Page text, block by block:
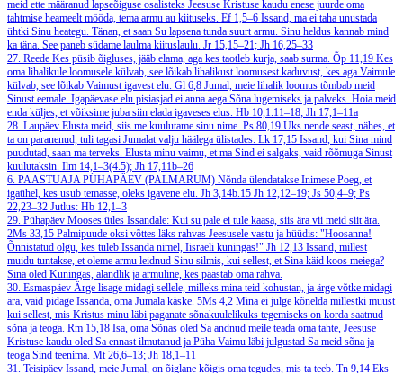
meid ette määranud lapseõiguse osalisteks Jeesuse Kristuse kaudu enese juurde oma
tahtmise heameelt mööda, tema armu au kiituseks. Ef 1,5–6 Issand, ma ei taha unustada
ühtki Sinu heategu. Tänan, et saan Su lapsena tunda suurt armu. Sinu heldus kannab mind
ka täna. See paneb südame laulma kiituslaulu. Jr 15,15–21; Jh 16,25–33
27. Reede Kes püsib õigluses, jääb elama, aga kes taotleb kurja, saab surma. Õp 11,19 Kes
oma lihalikule loomusele külvab, see lõikab lihalikust loomusest kaduvust, kes aga Vaimule
külvab, see lõikab Vaimust igavest elu. Gl 6,8 Jumal, meie lihalik loomus tõmbab meid
Sinust eemale. Igapäevase elu pisiasjad ei anna aega Sõna lugemiseks ja palveks. Hoia meid
enda küljes, et võiksime juba siin elada igaveses elus. Hb 10,1.11–18; Jh 17,1–11a
28. Laupäev Elusta meid, siis me kuulutame sinu nime. Ps 80,19 Üks nende seast, nähes, et
ta on paranenud, tuli tagasi Jumalat valju häälega ülistades. Lk 17,15 Issand, kui Sina mind
puudutad, saan ma terveks. Elusta minu vaimu, et ma Sind ei salgaks, vaid rõõmuga Sinust
kuulutaksin. Ilm 14,1–3(4.5); Jh 17,11b–26
6. PAASTUAJA PÜHAPÄEV (PALMARUM) Nõnda ülendatakse Inimese Poeg, et
igaühel, kes usub temasse, oleks igavene elu. Jh 3,14b.15 Jh 12,12–19; Js 50,4–9; Ps
22,23–32 Jutlus: Hb 12,1–3
29. Pühapäev Mooses ütles Issandale: Kui su pale ei tule kaasa, siis ära vii meid siit ära.
2Ms 33,15 Palmipuude oksi võttes läks rahvas Jeesusele vastu ja hüüdis: "Hoosanna!
Õnnistatud olgu, kes tuleb Issanda nimel, Iisraeli kuningas!" Jh 12,13 Issand, millest
muidu tuntakse, et oleme armu leidnud Sinu silmis, kui sellest, et Sina käid koos meiega?
Sina oled Kuningas, alandlik ja armuline, kes päästab oma rahva.
30. Esmaspäev Ärge lisage midagi sellele, milleks mina teid kohustan, ja ärge võtke midagi
ära, vaid pidage Issanda, oma Jumala käske. 5Ms 4,2 Mina ei julge kõnelda millestki muust
kui sellest, mis Kristus minu läbi paganate sõnakuulelikuks tegemiseks on korda saatnud
sõna ja teoga. Rm 15,18 Isa, oma Sõnas oled Sa andnud meile teada oma tahte, Jeesuse
Kristuse kaudu oled Sa ennast ilmutanud ja Püha Vaimu läbi julgustad Sa meid sõna ja
teoga Sind teenima. Mt 26,6–13; Jh 18,1–11
31. Teisipäev Issand, meie Jumal, on õiglane kõigis oma tegudes, mis ta teeb. Tn 9,14 Eks